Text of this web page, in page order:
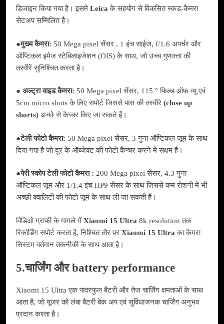
डिजाइन किया गया है। इसमे Leica के सहयोग से विकसित स्कड-कैमरा
सेटअप सम्मिलित है।
●मुख्य कैमरा: 50 Mega pixel सेंसर , 1 इंच साईज, f/1.6 अपर्चर और
ऑप्टिकल इमेज स्टेबिलाइजेशन (OIS) के साथ, जो उच्च गुणवत्ता की
तस्वीरें सुनिश्चित करता है।
● अल्ट्रा वाइड कैमरा: 50 Mega pixel सेंसर, 115 ° फिल्ड ऑफ व्यू एवं
5cm micro shots के लिए सपोर्ट जिससे पास की तस्वीरे (close up
shorts) अच्छे से कैप्चर किए जा सकते हैं।
●टेली फोटो कैमरा: 50 Mega pixel सेंसर, 3 गुना ऑप्टिकल जूम के साथ
दिया गया है जो दूर के ऑब्जेक्ट की फोटो कैप्चर करने मे सक्षम है।
●पेरी स्कोप टेली फोटो कैमरा : 200 Mega pixel सेंसर, 4.3 गुना
ऑप्टिकल जूम और 1/1.4 इंच HP9 सेंसर के साथ जिससे कम रोशनी में भी
अच्छी क्वालिटी की फोटो जूम के साथ ली जा सकती हैं।
विडिओ ग्राफी के मामले में Xiaomi 15 Ultra 8k resolution तक
रिकॉर्डिंग सपोर्ट करता है, निश्चित तौर पर Xiaomi 15 Ultra का कैमरा
सिस्टम वर्तमान तकनीकी के साथ आता है।
5.चार्जिंग और battery performance
Xiaomi 15 Ultra एक पावरफुल बैटरी और तेज चार्जिंग क्षमताओं के साथ
आता है, जो यूजर को लंबा बैटरी बेक अप एवं सुविधाजनक चार्जिंग अनुभव
प्रदान करता है।